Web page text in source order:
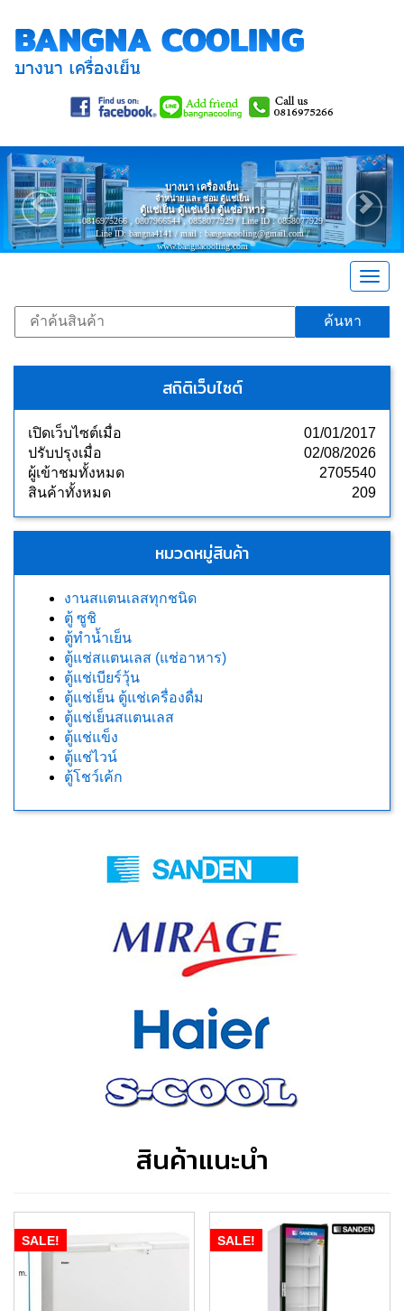
บางนา เครื่องเย็น
จำหน่าย และ ซ่อม ตู้แช่เย็น
ตู้แช่เย็น ตู้แช่แข็ง ตู้แช่อาหาร
0816975266 , 0807966544 , 0858077929 / Line ID : 0858077929
Line ID: bangna4141 / mail : bangnacooling@gmail.com /
www.bangnacooling.com
Previous
ค้นหา
สถิติเว็บไซต์
เปิดเว็บไซต์เมื่อ
01/01/2017
ปรับปรุงเมื่อ
02/08/2026
ผู้เข้าชมทั้งหมด
2705540
สินค้าทั้งหมด
209
หมวดหมู่สินค้า
งานสแตนเลสทุกชนิด
ตู้ ซูชิ
ตู้ทำน้ำเย็น
ตู้แช่สแตนเลส (แช่อาหาร)
ตู้แช่เบียร์วุ้น
ตู้แช่เย็น ตู้แช่เครื่องดื่ม
ตู้แช่เย็นสแตนเลส
ตู้แช่แข็ง
ตู้แช่ไวน์
ตู้โชว์เค้ก
สินค้าแนะนำ
SALE! SALE!